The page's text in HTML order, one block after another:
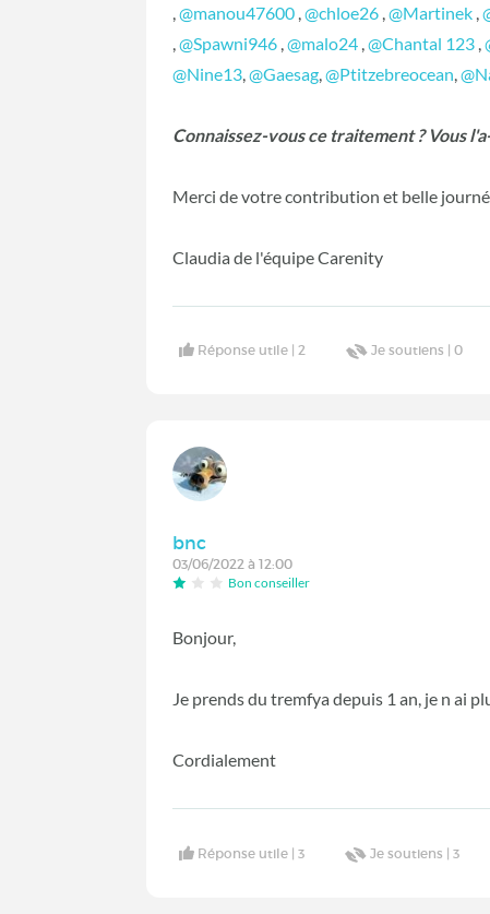
,@manou47600 ,@chloe26 ,@Martinek ,
,@Spawni946 ,@malo24 ,@Chantal 123 ,
@Nine13 ,@Gaesag ,@Ptitzebreocean ,
Connaissez-vous ce traitement ? Vous
Merci de votre contribution et belle
Claudia de l'équipe Carenity
Réponse utile |2 Je soutiens |0
bnc
03/06/2022 à 12:00
Bon conseiller
Bonjour,
Je prends du tremfya depuis 1 an, je n ai
Cordialement
Réponse utile |3 Je soutiens |3